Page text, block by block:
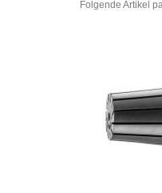
Folgende Artikel